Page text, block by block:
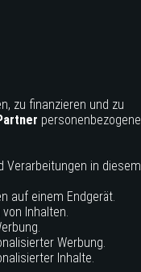
zu finanzieren und zu
personenbezogene
Verarbeitungen in diesem
auf einem Endgerät.
Inhalten.
Werbung.
Inhalte.